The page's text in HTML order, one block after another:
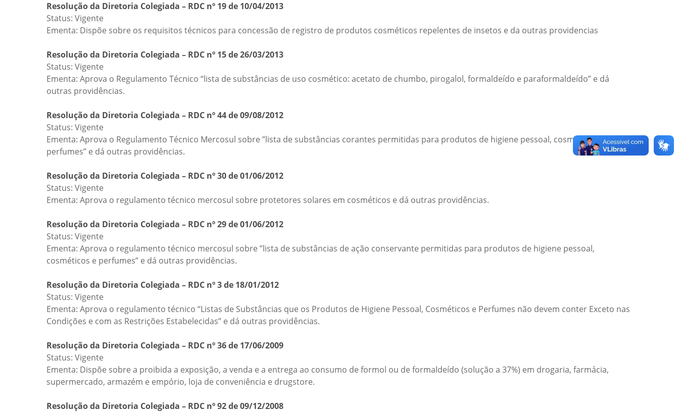
Resolução da Diretoria Colegiada – RDC nº 19 de 10/04/2013
Status: Vigente
Ementa: Dispõe sobre os requisitos técnicos para concessão de registro de produtos cosméticos repelentes de insetos e da outras providencias
Resolução da Diretoria Colegiada – RDC nº 15 de 26/03/2013
Status: Vigente
Ementa: Aprova o Regulamento Técnico “lista de substâncias de uso cosmético: acetato de chumbo, pirogalol, formaldeído e paraformaldeído” e dá
outras providências.
Resolução da Diretoria Colegiada – RDC nº 44 de 09/08/2012
Status: Vigente
Ementa: Aprova o Regulamento Técnico Mercosul sobre ”lista de substâncias corantes permitidas para produtos de higiene pessoal, cosméticos e
perfumes” e dá outras providências.
Resolução da Diretoria Colegiada – RDC nº 30 de 01/06/2012
Status: Vigente
Ementa: Aprova o regulamento técnico mercosul sobre protetores solares em cosméticos e dá outras providências.
Resolução da Diretoria Colegiada – RDC nº 29 de 01/06/2012
Status: Vigente
Ementa: Aprova o regulamento técnico mercosul sobre ”lista de substâncias de ação conservante permitidas para produtos de higiene pessoal,
cosméticos e perfumes” e dá outras providências.
Resolução da Diretoria Colegiada – RDC nº 3 de 18/01/2012
Status: Vigente
Ementa: Aprova o regulamento técnico “Listas de Substâncias que os Produtos de Higiene Pessoal, Cosméticos e Perfumes não devem conter Exceto nas
Condições e com as Restrições Estabelecidas” e dá outras providências.
Resolução da Diretoria Colegiada – RDC nº 36 de 17/06/2009
Status: Vigente
Ementa: Dispõe sobre a proibida a exposição, a venda e a entrega ao consumo de formol ou de formaldeído (solução a 37%) em drogaria, farmácia,
supermercado, armazém e empório, loja de conveniência e drugstore.
Resolução da Diretoria Colegiada – RDC nº 92 de 09/12/2008